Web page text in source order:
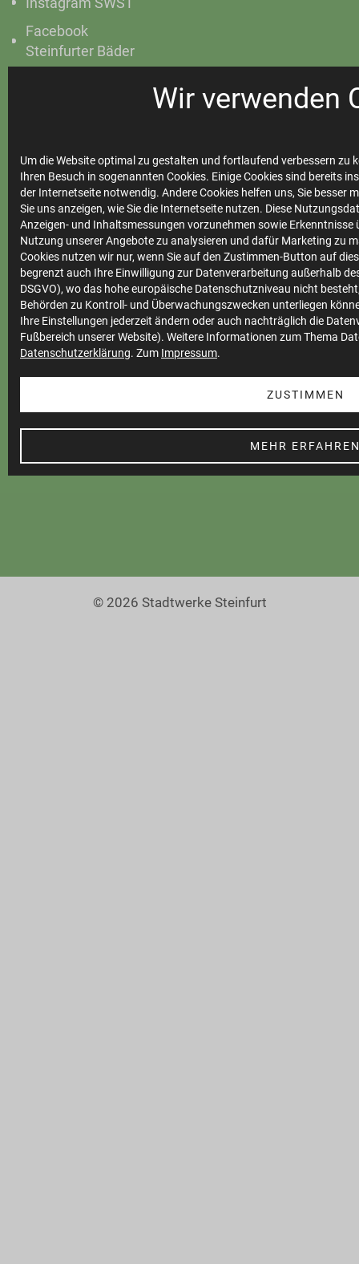
Wir verwenden
Um die Website optimal zu gestalten und fortlaufend verbessern
Ihren Besuch in sogenannten Cookies. Einige Cookies sind bereits
der Internetseite notwendig. Andere Cookies helfen uns, Sie besser
Sie uns anzeigen, wie Sie die Internetseite nutzen. Diese
Anzeigen- und Inhaltsmessungen vorzunehmen sowie Erkenntnisse
Nutzung unserer Angebote zu analysieren und dafür Marketing zu
Cookies nutzen wir nur, wenn Sie auf den Zustimmen-Button auf
begrenzt auch Ihre Einwilligung zur Datenverarbeitung außerhalb
DSGVO), wo das hohe europäische Datenschutzniveau nicht
Behörden zu Kontroll- und Überwachungszwecken unterliegen
Ihre Einstellungen jederzeit ändern oder auch nachträglich die
Fußbereich unserer Website). Weitere Informationen zum Thema
Datenschutzerklärung. Zum Impressum.
ZUSTIMMEN
MEHR
Facebook
Steinfurter Bäder
Ihre
Stadtwerke
Marktkommunikation
Vertrieb
Impressum
Datenschutz
© 2026 Stadtwerke Steinfurt